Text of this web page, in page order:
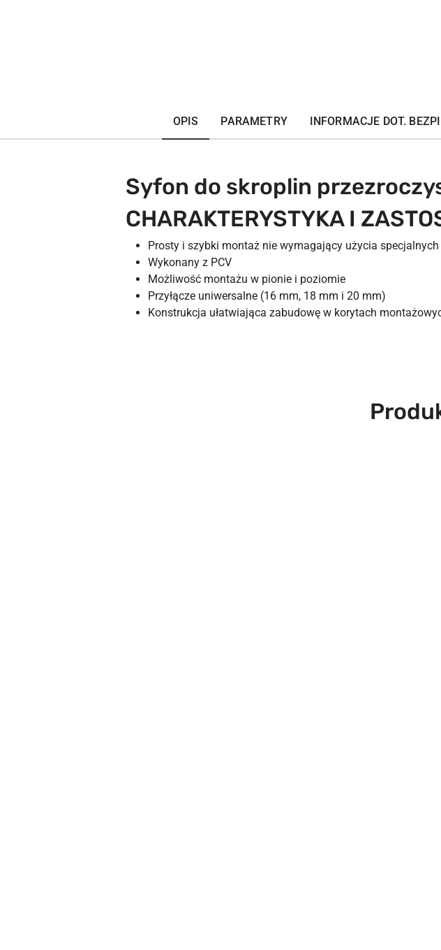
OPIS PARAMETRY INFORMACJE DOT.
Syfon do skroplin
CHARAKTERYSTYKA I
Prosty i szybki montaż nie wymagający użycia specjalnych
Wykonany z PCV
Możliwość montażu w pionie i poziomie
Przyłącze uniwersalne (16 mm, 18 mm i 20 mm)
Konstrukcja ułatwiająca zabudowę w korytach